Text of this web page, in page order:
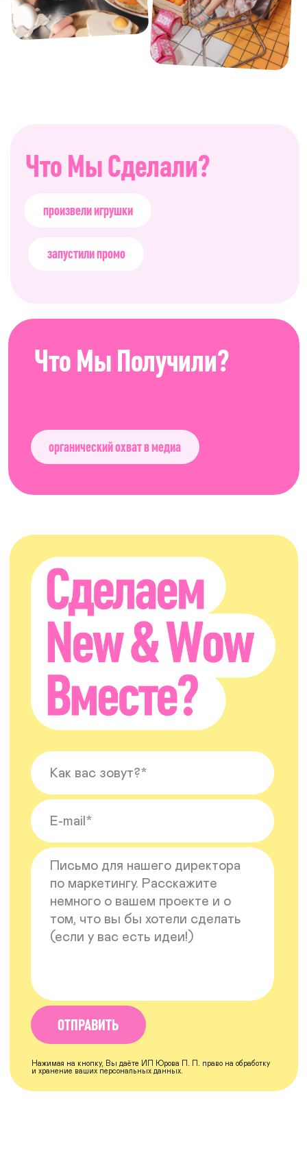
произвели игрушки
органический охват в медиа